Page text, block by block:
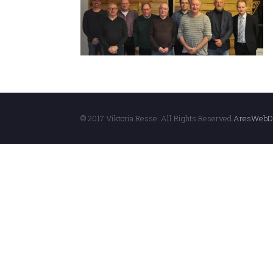
© 2017 Viktoria Resse. All Rights Reserved.